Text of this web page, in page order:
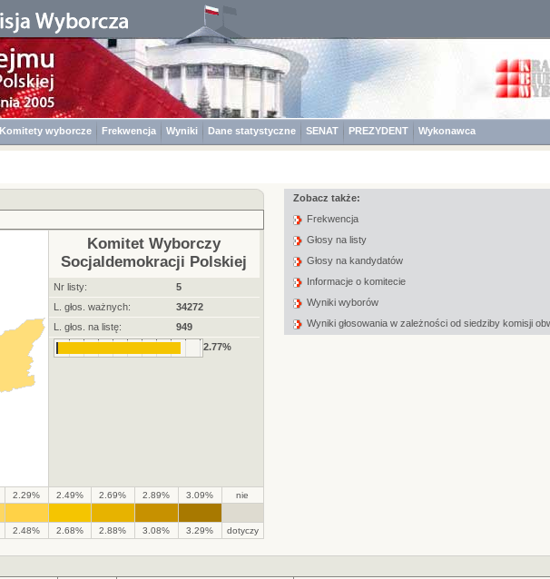
Komitety wyborcze Frekwencja Wyniki Dane statystyczne SENAT PREZYDENT Wykonawca
Komitet Wyborczy
Socjaldemokracji Polskiej
Nr listy:
5
L. głos. ważnych:
34272
L. głos. na listę:
949
2.77%
2.29% 2.49% 2.69% 2.89% 3.09% nie
2.48% 2.68% 2.88% 3.08% 3.29% dotyczy
Zobacz także:
Frekwencja
Głosy na listy
Głosy na kandydatów
Informacje o komitecie
Wyniki wyborów
Wyniki głosowania w zależności od siedziby komisji